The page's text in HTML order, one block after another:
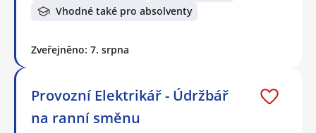
Vhodné také pro absolventy
Zveřejněno: 7. srpna
Provozní Elektrikář - Údržbář
na ranní směnu